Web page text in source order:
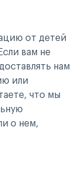
от детей
вам не
нам
или
что мы
о нем,